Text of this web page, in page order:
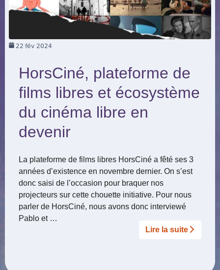
22 fév 2024
HorsCiné, plateforme de
films libres et écosystème
du cinéma libre en
devenir
La plateforme de films libres HorsCiné a fêté ses 3
années d’existence en novembre dernier. On s’est
donc saisi de l’occasion pour braquer nos
projecteurs sur cette chouette initiative. Pour nous
parler de HorsCiné, nous avons donc interviewé
Pablo et …
Lire la suite­­